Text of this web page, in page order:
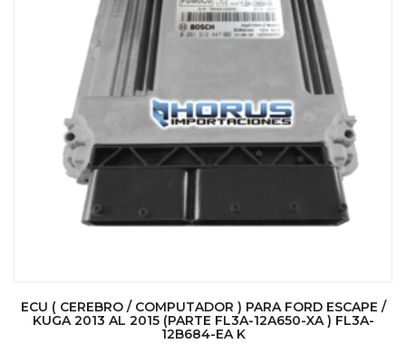
ECU ( CEREBRO / COMPUTADOR ) PARA FORD ESCAPE /
KUGA 2013 AL 2015 (PARTE FL3A-12A650-XA ) FL3A-
12B684-EA K